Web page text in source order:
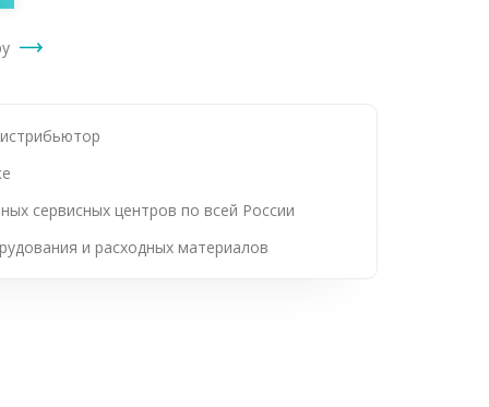
сервисных центров по всей России
и расходных материалов